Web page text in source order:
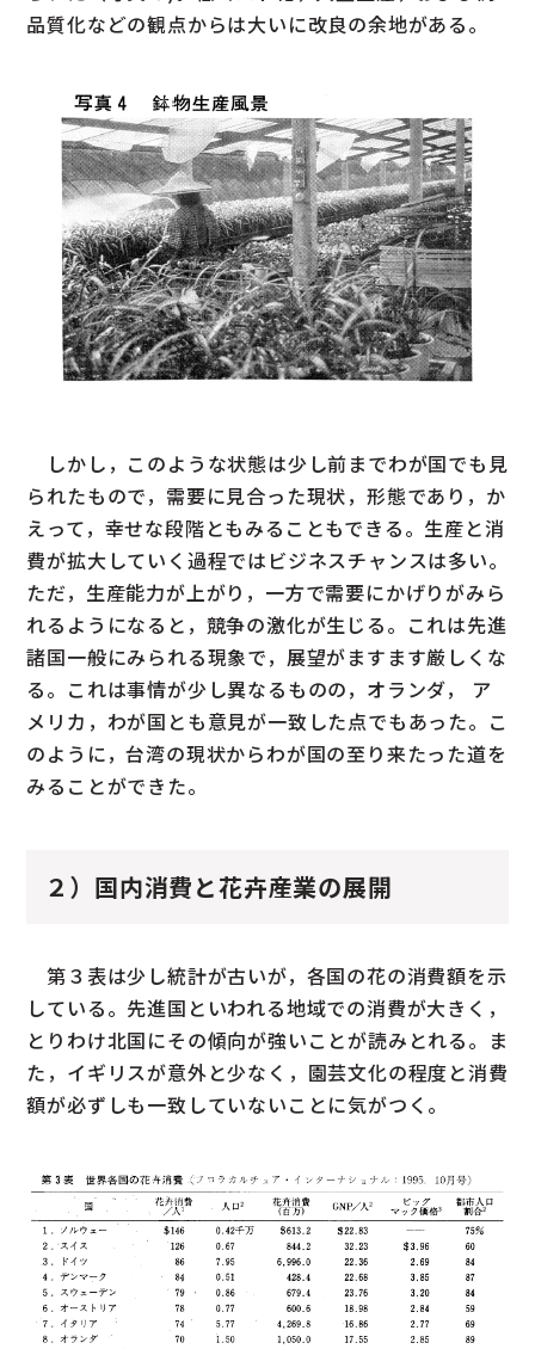
品質化などの観点からは大いに改良の余地がある。
しかし，このような状態は少し前までわが国でも見
られたもので，需要に見合った現状，形態であり，か
えって，幸せな段階ともみることもできる。生産と消
費が拡大していく過程ではビジネスチャンスは多い。
ただ，生産能力が上がり，一方で需要にかげりがみら
れるようになると，競争の激化が生じる。これは先進
諸国一般にみられる現象で，展望がますます厳しくな
る。これは事情が少し異なるものの，オランダ， ア
メリカ，わが国とも意見が一致した点でもあった。こ
のように，台湾の現状からわが国の至り来たった道を
みることができた。
２）国内消費と花卉産業の展開
第３表は少し統計が古いが，各国の花の消費額を示
している。先進国といわれる地域での消費が大きく，
とりわけ北国にその傾向が強いことが読みとれる。ま
た，イギリスが意外と少なく，園芸文化の程度と消費
額が必ずしも一致していないことに気がつく。